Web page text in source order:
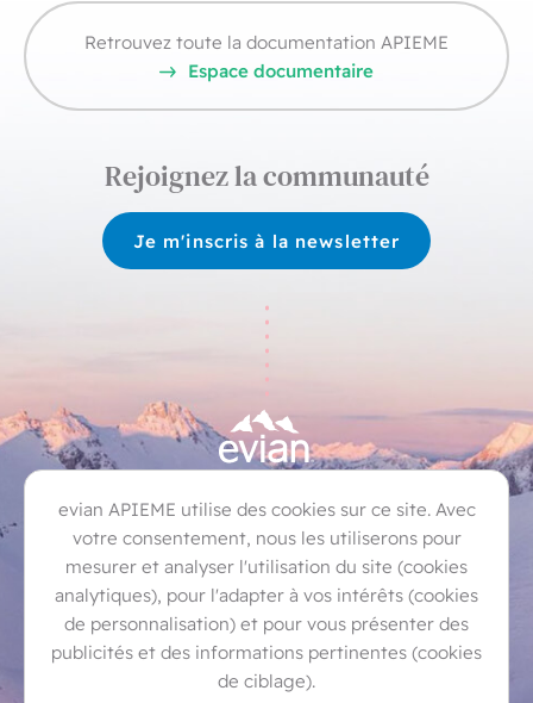
Retrouvez toute la documentation APIEME
Espace documentaire
Rejoignez la communauté
Je m'inscris à la newsletter
Féternes
Larringes Lugrin
Marin
Maxilly-sur-Léman
Neuvecelle
Publier
Saint-Paul-en-Chablais
Thollon-les-Mémises
Vinzier
evian APIEME utilise des cookies sur ce site. Avec
votre consentement, nous les utiliserons pour
mesurer et analyser l'utilisation du site (cookies
analytiques), pour l'adapter à vos intérêts (cookies
de personnalisation) et pour vous présenter des
publicités et des informations pertinentes (cookies
de ciblage).